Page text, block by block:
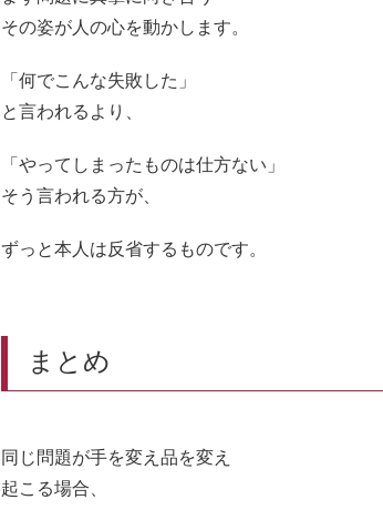
その姿が人の心を動かします。
「何でこんな失敗した」
と言われるより、
「やってしまったものは仕方ない」
そう言われる方が、
ずっと本人は反省するものです。
まとめ
同じ問題が手を変え品を変え
起こる場合、